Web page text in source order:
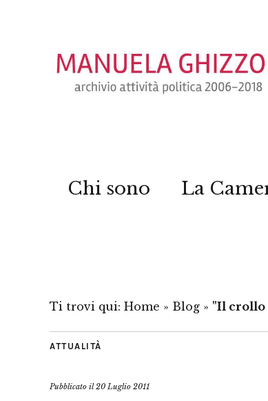
Chi sono La
Ti trovi qui: Home » Blog » "Il crollo
ATTUALITÀ
Pubblicato il20 Luglio 2011